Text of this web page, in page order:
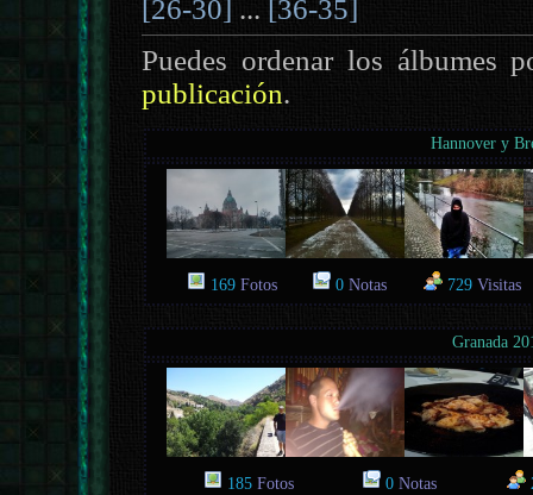
[26-30] ... [36-35]
Puedes ordenar los álbumes
publicación.
Hannover y
169Fotos 0 Notas 729 Visitas
Granada
185 Fotos 0Notas